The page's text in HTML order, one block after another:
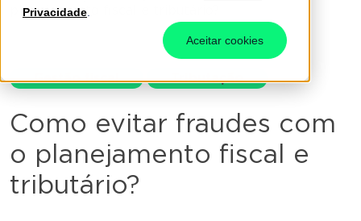
Privacidade
Aceitar cookies
planejamento fiscal e tributário?
Gestão fiscal Tributação
Como evitar fraudes com
o planejamento fiscal e
tributário?